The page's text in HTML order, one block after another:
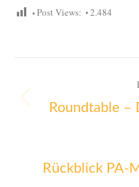
Post Views: 2.484
Roundtable –
Rückblick PA-